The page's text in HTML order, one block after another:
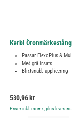
Kerbl
Passar FlexoPlus &
Med grå insats
Blixtsnabb applicering
Ordinarie pris:
580,96 kr
Priser inkl. moms, plus
Produktkvantitet: Ange